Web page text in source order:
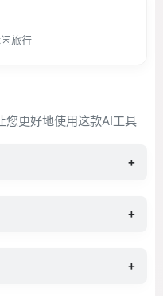
旅行
更好地使用这款AI工具
+
+
+